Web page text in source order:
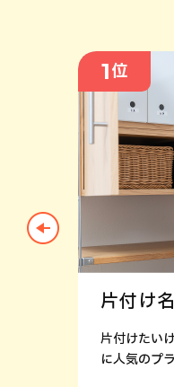
1位
片付け
片付けたい
に人気のプ